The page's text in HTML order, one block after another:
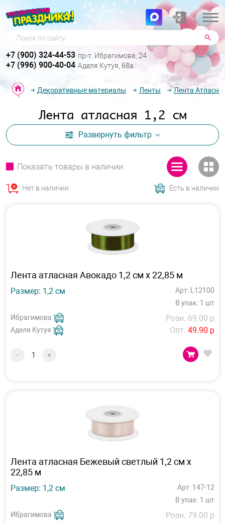
Поиск по сайту
+7 (900) 324-44-53 пр-т. Ибрагимова, 24
+7 (996) 900-40-04 Аделя Кутуя, 68а
Декоративные материалы Ленты Лента
Лента атласная 1,2 см
Развернуть фильтр
Показать товары в наличии
Нет в наличии Есть в наличии
Лента атласная Авокадо 1,2 см х 22,85 м
Размер: 1,2 см
Арт: L12100
В упак: 1 шт
Ибрагимова
Аделя Кутуя
Розн. 69.00 р
Опт. 49.90 р
- +
Лента атласная Бежевый светлый 1,2 см х
22,85 м
Размер: 1,2 см
Арт: 147-12
В упак: 1 шт
Ибрагимова
Розн. 79.00 р